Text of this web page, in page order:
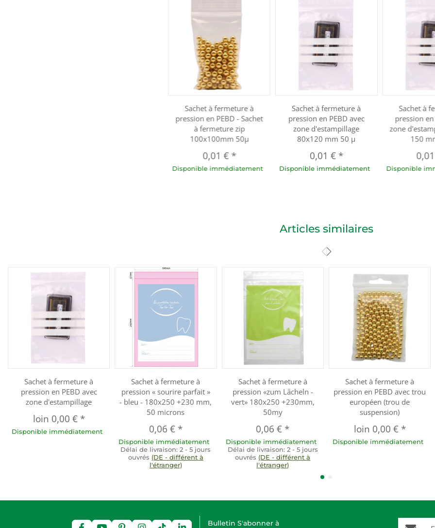
Sachet à fermeture à
pression en PEBD - Sachet
à fermeture zip
100x100mm 50µ
0,01 € *
Disponible immédiatement
Sachet à fermeture à
pression en PEBD avec
zone d'estampillage
80x120 mm 50 µ
0,01 € *
Disponible immédiatement
Sachet à
pression en
zone
150
Disponible
Articles similaires
Sachet à fermeture à
pression en PEBD avec
zone d'estampillage
loin 0,00 € *
Disponible immédiatement
Sachet à fermeture à
pression « sourire parfait »
- bleu - 180x250 +230 mm,
50 microns
0,06 € *
Disponible immédiatement
Délai de livraison:2 - 5 jours
ouvrés (DE - différent à
l'étranger)
Sachet à fermeture à
pression «zum Lächeln -
vert» 180x250 +230mm,
50my
0,06 € *
Disponible immédiatement
Délai de livraison: 2 - 5 jours
ouvrés (DE - différent à
l'étranger)
Sachet à fermeture à
pression en PEBD avec trou
européen (trou de
suspension)
loin 0,00 € *
Disponible immédiatement
Bulletin S'abonner à E-Mail-